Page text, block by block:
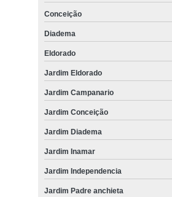
Conceição
Diadema
Eldorado
Jardim Eldorado
Jardim Campanario
Jardim Conceição
Jardim Diadema
Jardim Inamar
Jardim Independencia
Jardim Padre anchieta